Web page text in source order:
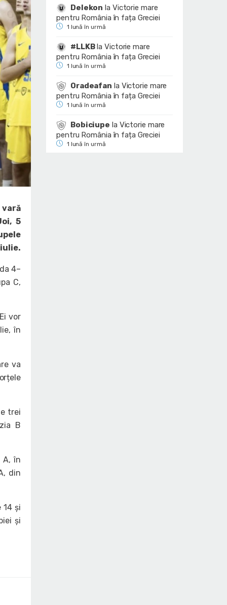
5
4–
C,
vor
în
va
trei
B
A, în
din
14 și
și
Delekon la Victorie mare
pentru România în fața Greciei
1 lună în urmă
#LLKBlaVictorie mare
pentru România în fața Greciei
1 lună în urmă
Oradeafan la Victorie mare
pentru România în fața Greciei
1 lună în urmă
Bobiciupe la Victorie mare
pentru România în fața Greciei
1 lună în urmă